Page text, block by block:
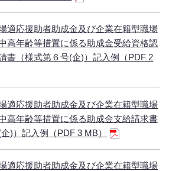
適応援助者助成金及び企業在籍型職場
高年齢等措置に係る助成金受給資格認
書（様式第６号(企)）記入例（PDF 2
適応援助者助成金及び企業在籍型職場
高年齢等措置に係る助成金支給請求書
企)）記入例（PDF 3 MB）
適応援助者助成金及び企業在籍型職場